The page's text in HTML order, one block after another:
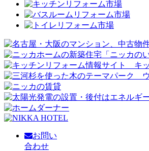
お問い
合わせ